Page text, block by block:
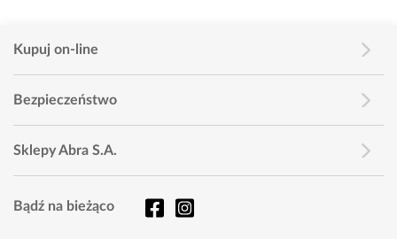
Kupuj on-line
Bezpieczeństwo
Sklepy Abra S.A.
Bądź na bieżąco